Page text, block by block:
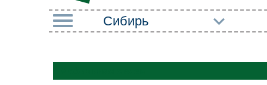
Импорто­замещение